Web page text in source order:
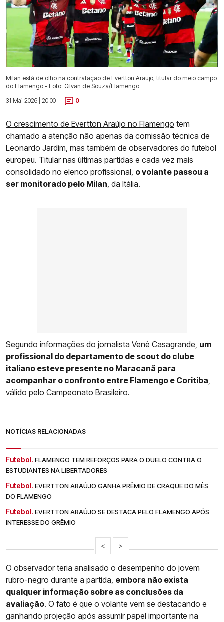
Milan está de olho na contratação de Evertton Araújo, titular do meio campo
do Flamengo - Foto: Gilvan de Souza/Flamengo
31 Mai 2026 | 20:00 |
0
O crescimento de Evertton Araújo no Flamengo tem
chamado a atenção não apenas da comissão técnica de
Leonardo Jardim, mas também de observadores do futebol
europeu. Titular nas últimas partidas e cada vez mais
consolidado no elenco profissional, o volante passou a
ser monitorado pelo Milan , da Itália.
Segundo informações do jornalista Venê Casagrande, um
profissional do departamento de scout do clube
italiano esteve presente no Maracanã para
acompanhar o confronto entre Flamengo e Coritiba
válido pelo Campeonato Brasileiro.
NOTÍCIAS RELACIONADAS
Futebol. FLAMENGO TEM REFORÇOS PARA O DUELO CONTRA O
ESTUDIANTES NA LIBERTADORES
Futebol. EVERTTON ARAÚJO GANHA PRÊMIO DE CRAQUE DO MÊS
DO FLAMENGO
Futebol. EVERTTON ARAÚJO SE DESTACA PELO FLAMENGO APÓS
INTERESSE DO GRÊMIO
< >
O observador teria analisado o desempenho do jovem
rubro-negro durante a partida, embora não exista
qualquer informação sobre as conclusões da
avaliação. O fato é que o volante vem se destacando e
ganhando projeção após assumir papel importante na